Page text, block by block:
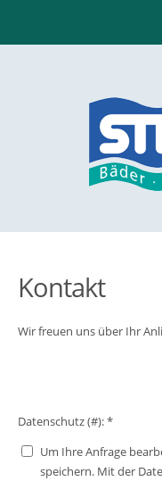
Kontakt
Wir freuen uns über Ihr
Datenschutz (#): *
Um Ihre Anfrage
speichern. Mit der